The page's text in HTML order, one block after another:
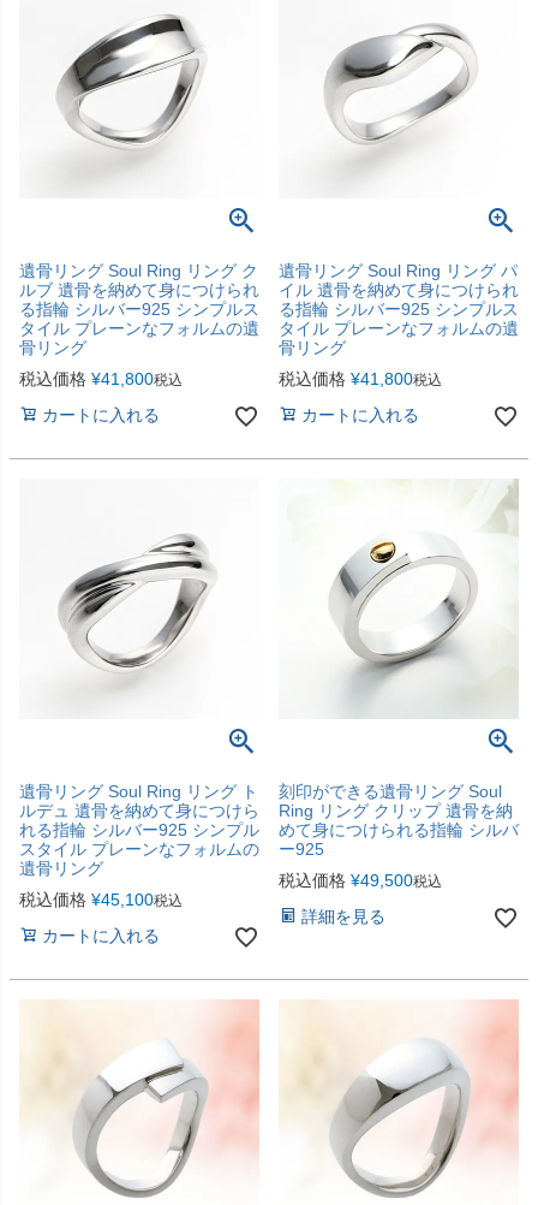
遺骨リング Soul Ring リング ク
ルブ 遺骨を納めて身につけられ
る指輪 シルバー925 シンプルス
タイル プレーンなフォルムの遺
骨リング
税込価格 ¥41,800税込
カートに入れる
遺骨リング Soul Ring リング パ
イル 遺骨を納めて身につけられ
る指輪 シルバー925 シンプルス
タイル プレーンなフォルムの遺
骨リング
税込価格 ¥41,800税込
カートに入れる
遺骨リング Soul Ring リング ト
ルデュ 遺骨を納めて身につけら
れる指輪 シルバー925 シンプル
スタイル プレーンなフォルムの
遺骨リング
税込価格 ¥45,100税込
カートに入れる
刻印ができる遺骨リング Soul
Ring リング クリップ 遺骨を納
めて身につけられる指輪 シルバ
ー925
税込価格 ¥49,500税込
詳細を見る